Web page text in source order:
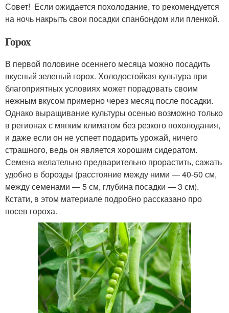
Совет! Если ожидается похолодание, то рекомендуется
на ночь накрыть свои посадки спанбондом или пленкой.
Горох
В первой половине осеннего месяца можно посадить
вкусный зеленый горох. Холодостойкая культура при
благоприятных условиях может порадовать своим
нежным вкусом примерно через месяц после посадки.
Однако выращивание культуры осенью возможно только
в регионах с мягким климатом без резкого похолодания,
и даже если он не успеет подарить урожай, ничего
страшного, ведь он является хорошим сидератом.
Семена желательно предварительно прорастить, сажать
удобно в борозды (расстояние между ними — 40-50 см,
между семенами — 5 см, глубина посадки — 3 см).
Кстати, в этом материале подробно рассказано про
посев гороха.